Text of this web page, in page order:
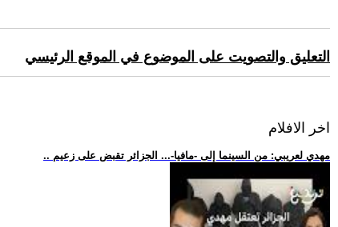
التعليق والتصويت على الموضوع في الموقع الرئيسي
اخر الافلام
.. مهدي لعريبي: من السينما إلى -مافيا-... الجزائر تقبض على زعيم